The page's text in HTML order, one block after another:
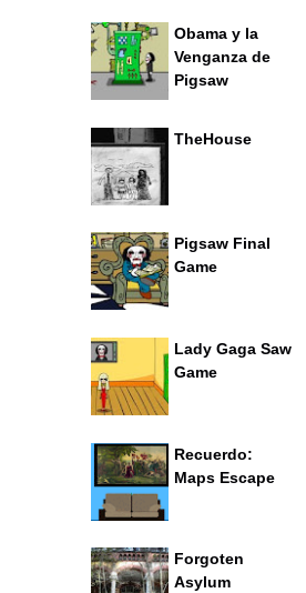
Obama y la
Venganza de
Pigsaw
TheHouse
Pigsaw Final
Game
Lady Gaga Saw
Game
Recuerdo:
Maps Escape
Forgoten
Asylum